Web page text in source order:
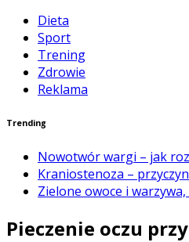
Dieta
Sport
Trening
Zdrowie
Reklama
Trending
Nowotwór wargi – jak
Kraniostenoza –
Zielone owoce i
Pieczenie oczu